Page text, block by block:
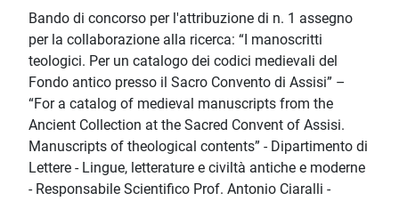
Bando di concorso per l'attribuzione di n. 1 assegno
per la collaborazione alla ricerca: “I manoscritti
teologici. Per un catalogo dei codici medievali del
Fondo antico presso il Sacro Convento di Assisi” –
“For a catalog of medieval manuscripts from the
Ancient Collection at the Sacred Convent of Assisi.
Manuscripts of theological contents” - Dipartimento di
Lettere - Lingue, letterature e civiltà antiche e moderne
- Responsabile Scientifico Prof. Antonio Ciaralli -